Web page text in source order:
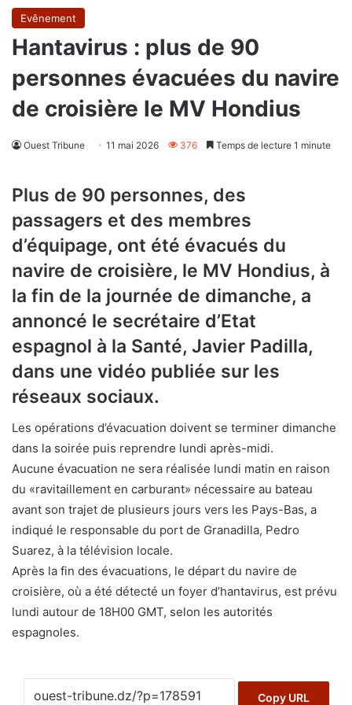
Evênement
Hantavirus : plus de 90
personnes évacuées du navire
de croisière le MV Hondius
Ouest Tribune 11 mai 2026 376 Temps de lecture 1 minute
Plus de 90 personnes, des
passagers et des membres
d’équipage, ont été évacués du
navire de croisière, le MV Hondius, à
la fin de la journée de dimanche, a
annoncé le secrétaire d’Etat
espagnol à la Santé, Javier Padilla,
dans une vidéo publiée sur les
réseaux sociaux.
Les opérations d’évacuation doivent se terminer dimanche
dans la soirée puis reprendre lundi après-midi.
Aucune évacuation ne sera réalisée lundi matin en raison
du «ravitaillement en carburant» nécessaire au bateau
avant son trajet de plusieurs jours vers les Pays-Bas, a
indiqué le responsable du port de Granadilla, Pedro
Suarez, à la télévision locale.
Après la fin des évacuations, le départ du navire de
croisière, où a été détecté un foyer d’hantavirus, est prévu
lundi autour de 18H00 GMT, selon les autorités
espagnoles.
Copy URL